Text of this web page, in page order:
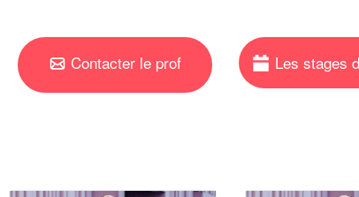
Contacter le prof